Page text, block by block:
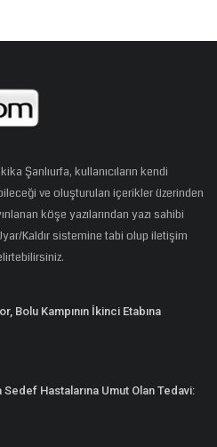
Şanlıurfa, kullanıcıların kendi
ve oluşturulan içerikler üzerinden
köşe yazılarından yazı sahibi
Kaldır sistemine tabi olup iletişim
Bolu Kampının İkinci Etabına
Sedef Hastalarına Umut Olan Tedavi: